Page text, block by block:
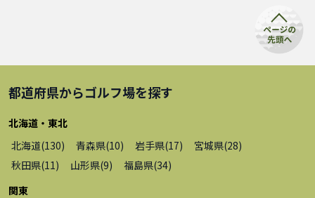
都道府県からゴルフ場を探す
北海道・東北
北海道(130) 青森県(10) 岩手県(17) 宮城県(28)
秋田県(11 ) 山形県(9) 福島県(34)
関東